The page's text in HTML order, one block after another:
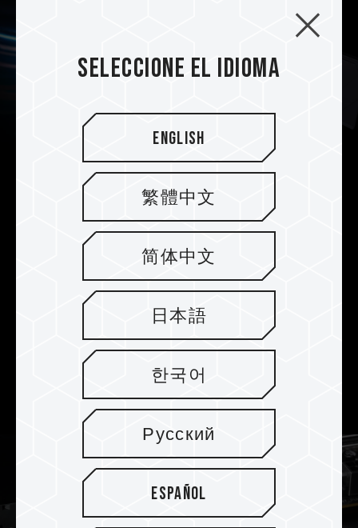
Enfriamiento efectivo
Equipada con silicio termoconductor profesional
y un diseño de enfriamiento reforzado PMIC
(circuito integrado de administración de
energía), la memoria VULCANα DDR5 puede
ofrecer una disipación de calor increíble al
transferir calor de arriba a abajo rápidamente,
asegurando que la memoria permanezca dentro
de su mejor temperatura de funcionamiento.
Seleccione el idioma
English
繁體中文
简体中文
日本語
한국어
Русский
Español